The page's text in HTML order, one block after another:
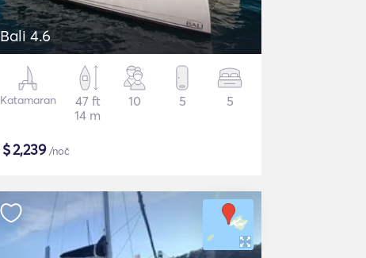
Bali 4.6
Katamaran
47 ft
14 m
10 5 5
$2,239/noč